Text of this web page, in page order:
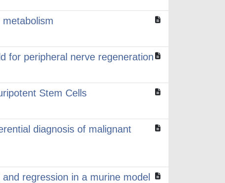
for peripheral nerve regeneration
Stem Cells
diagnosis of malignant
regression in a murine model